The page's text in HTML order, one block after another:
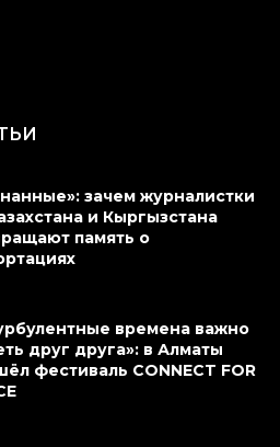
зачем журналистки
и Кыргызстана
память о
времена важно
друг друга»: в Алматы
фестиваль CONNECT FOR